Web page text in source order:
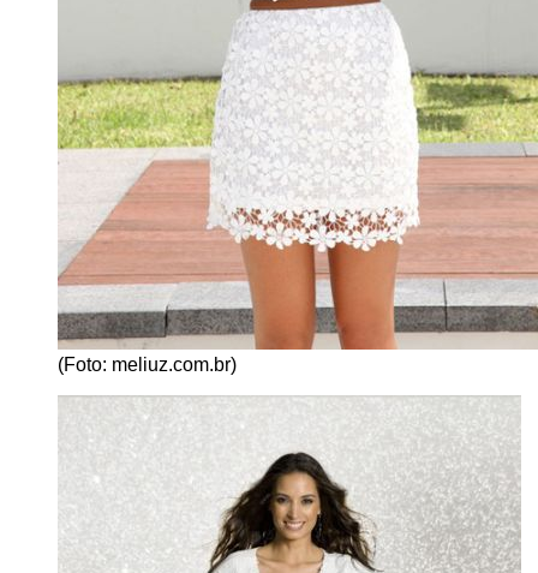
(Foto: meliuz.com.br)